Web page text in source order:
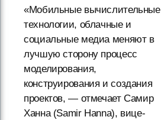
«Мобильные вычислительные
технологии, облачные и
социальные медиа меняют в
лучшую сторону процесс
моделирования,
конструирования и создания
проектов, — отмечает Самир
Ханна (Samir Hanna), вице-